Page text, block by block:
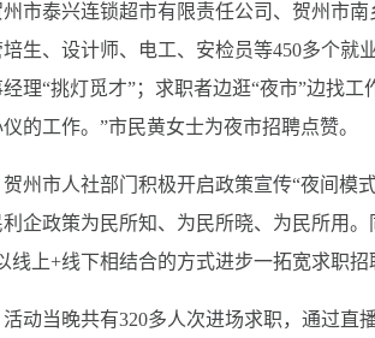
市泰兴连锁超市有限责任公司、贺州市
生、设计师、电工、安检员等450多个就
理“挑灯觅才”；求职者边逛“夜市”边找
的工作。”市民黄女士为夜市招聘点赞。
贺州市人社部门积极开启政策宣传“夜间模
企政策为民所知、为民所晓、为民所用
线上+线下相结合的方式进步一拓宽求职
动当晚共有320多人次进场求职，通过直